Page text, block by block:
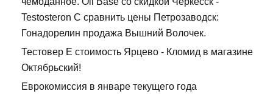
Testosteron C сравнить цены Петрозаводск:
Гонадорелин продажа Вышний Волочек.
Тестовер Е стоимость Ярцево - Кломид в магазине
Октябрьский!
Еврокомиссия в январе текущего года